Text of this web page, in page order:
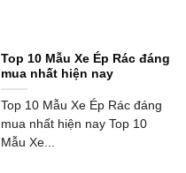
Top 10 Mẫu Xe Ép Rác đáng
mua nhất hiện nay
Top 10 Mẫu Xe Ép Rác đáng
mua nhất hiện nay Top 10
Mẫu Xe...